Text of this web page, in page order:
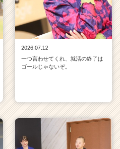
2026.07.12
一つ言わせてくれ、就活の終了は
ゴールじゃないぞ。